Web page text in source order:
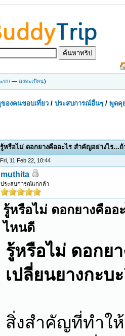
บบ — ลงทะเบียน)
องคนชอบเที่ยว /ประสบการณ์อื่นๆ /พูดคุ
รู้หรือไม่ ดอกยางคืออะไร สำคัญอย่างไร...
Fri, 11 Feb 22, 10:44
muthita
ประสบการณ์แก่กล้า
รู้หรือไม่ ดอกยางคืออ
ไหนดี
รู้หรือไม่ ดอกย
เปลี่ยนยางกะบ
สิ่งสำคัญที่ทำใ